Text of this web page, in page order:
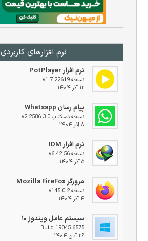
نرم افزار‌های کاربردی
نرم افزار PotPlayer
نسخه v1.7.22619
۱۲ آذر ۱۴۰۴
پیام رسان Whatsapp
نسخه دسکتاپ v2.2586.3.0
۸ آذر ۱۴۰۴
نرم افزار IDM
نسخه v6.42.56
۵ آذر ۱۴۰۴
مرورگر Mozilla FireFox
نسخه v145.0.2
۴ آذر ۱۴۰۴
سیستم عامل ویندوز ۱۰
Build 19045.6575
۲۶ آبان ۱۴۰۴